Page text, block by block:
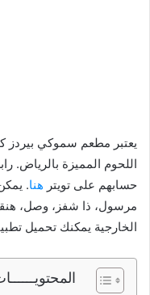
اللحوم المميزة بالرياض.
حسابهم على تويتر هنا.
مرسول، ذا شفز، وصل،
الخارجية يمكنك تحميل